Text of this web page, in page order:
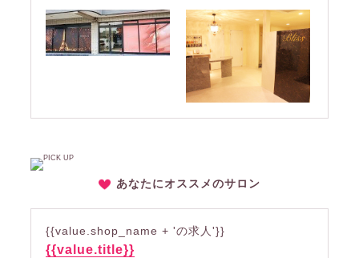
あなたにオススメのサロン
{{value.shop_name + 'の求人'}}
{{value.title}}